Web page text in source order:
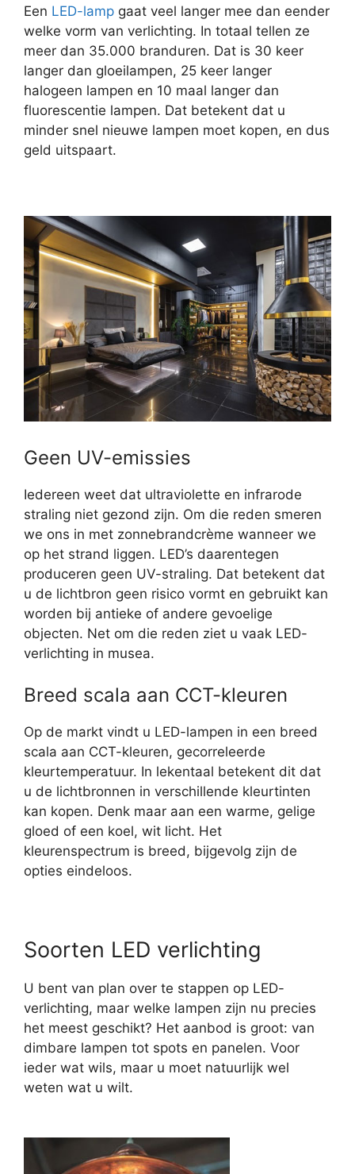
Een LED-lamp gaat veel langer mee dan eender
welke vorm van verlichting. In totaal tellen ze
meer dan 35.000 branduren. Dat is 30 keer
langer dan gloeilampen, 25 keer langer
halogeen lampen en 10 maal langer dan
fluorescentie lampen. Dat betekent dat u
minder snel nieuwe lampen moet kopen, en dus
geld uitspaart.
Geen UV-emissies
Iedereen weet dat ultraviolette en infrarode
straling niet gezond zijn. Om die reden smeren
we ons in met zonnebrandcrème wanneer we
op het strand liggen. LED’s daarentegen
produceren geen UV-straling. Dat betekent dat
u de lichtbron geen risico vormt en gebruikt kan
worden bij antieke of andere gevoelige
objecten. Net om die reden ziet u vaak LED-
verlichting in musea.
Breed scala aan CCT-kleuren
Op de markt vindt u LED-lampen in een breed
scala aan CCT-kleuren, gecorreleerde
kleurtemperatuur. In lekentaal betekent dit dat
u de lichtbronnen in verschillende kleurtinten
kan kopen. Denk maar aan een warme, gelige
gloed of een koel, wit licht. Het
kleurenspectrum is breed, bijgevolg zijn de
opties eindeloos.
Soorten LED verlichting
U bent van plan over te stappen op LED-
verlichting, maar welke lampen zijn nu precies
het meest geschikt? Het aanbod is groot: van
dimbare lampen tot spots en panelen. Voor
ieder wat wils, maar u moet natuurlijk wel
weten wat u wilt.